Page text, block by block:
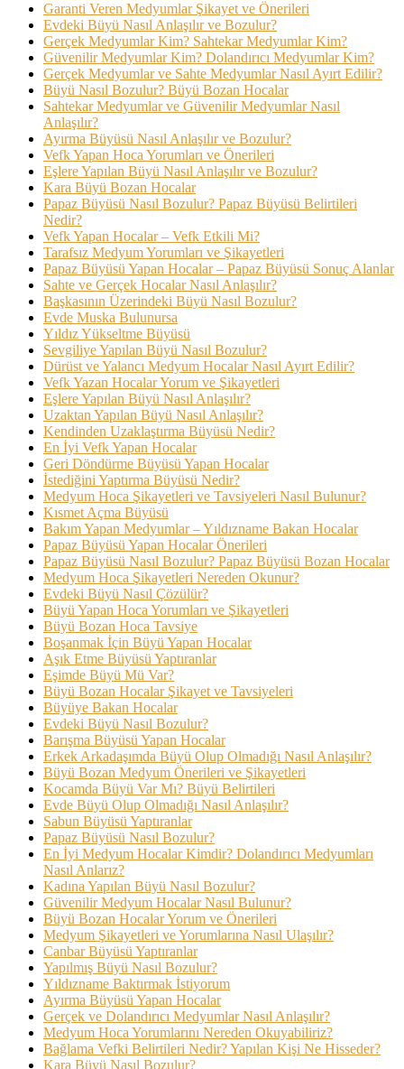
Garanti Veren Medyumlar Şikayet ve Önerileri
Evdeki Büyü Nasıl Anlaşılır ve Bozulur?
Gerçek Medyumlar Kim? Sahtekar Medyumlar Kim?
Güvenilir Medyumlar Kim? Dolandırıcı Medyumlar Kim?
Gerçek Medyumlar ve Sahte Medyumlar Nasıl Ayırt Edilir?
Büyü Nasıl Bozulur? Büyü Bozan Hocalar
Sahtekar Medyumlar ve Güvenilir Medyumlar Nasıl
Anlaşılır?
Ayırma Büyüsü Nasıl Anlaşılır ve Bozulur?
Vefk Yapan Hoca Yorumları ve Önerileri
Eşlere Yapılan Büyü Nasıl Anlaşılır ve Bozulur?
Kara Büyü Bozan Hocalar
Papaz Büyüsü Nasıl Bozulur? Papaz Büyüsü Belirtileri
Nedir?
Vefk Yapan Hocalar – Vefk Etkili Mi?
Tarafsız Medyum Yorumları ve Şikayetleri
Papaz Büyüsü Yapan Hocalar – Papaz Büyüsü Sonuç Alanlar
Sahte ve Gerçek Hocalar Nasıl Anlaşılır?
Başkasının Üzerindeki Büyü Nasıl Bozulur?
Evde Muska Bulunursa
Yıldız Yükseltme Büyüsü
Sevgiliye Yapılan Büyü Nasıl Bozulur?
Dürüst ve Yalancı Medyum Hocalar Nasıl Ayırt Edilir?
Vefk Yazan Hocalar Yorum ve Şikayetleri
Eşlere Yapılan Büyü Nasıl Anlaşılır?
Uzaktan Yapılan Büyü Nasıl Anlaşılır?
Kendinden Uzaklaştırma Büyüsü Nedir?
En İyi Vefk Yapan Hocalar
Geri Döndürme Büyüsü Yapan Hocalar
İstediğini Yaptırma Büyüsü Nedir?
Medyum Hoca Şikayetleri ve Tavsiyeleri Nasıl Bulunur?
Kısmet Açma Büyüsü
Bakım Yapan Medyumlar – Yıldızname Bakan Hocalar
Papaz Büyüsü Yapan Hocalar Önerileri
Papaz Büyüsü Nasıl Bozulur? Papaz Büyüsü Bozan Hocalar
Medyum Hoca Şikayetleri Nereden Okunur?
Evdeki Büyü Nasıl Çözülür?
Büyü Yapan Hoca Yorumları ve Şikayetleri
Büyü Bozan Hoca Tavsiye
Boşanmak İçin Büyü Yapan Hocalar
Aşık Etme Büyüsü Yaptıranlar
Eşimde Büyü Mü Var?
Büyü Bozan Hocalar Şikayet ve Tavsiyeleri
Büyüye Bakan Hocalar
Evdeki Büyü Nasıl Bozulur?
Barışma Büyüsü Yapan Hocalar
Erkek Arkadaşımda Büyü Olup Olmadığı Nasıl Anlaşılır?
Büyü Bozan Medyum Önerileri ve Şikayetleri
Kocamda Büyü Var Mı? Büyü Belirtileri
Evde Büyü Olup Olmadığı Nasıl Anlaşılır?
Sabun Büyüsü Yaptıranlar
Papaz Büyüsü Nasıl Bozulur?
En İyi Medyum Hocalar Kimdir? Dolandırıcı Medyumları
Nasıl Anlarız?
Kadına Yapılan Büyü Nasıl Bozulur?
Güvenilir Medyum Hocalar Nasıl Bulunur?
Büyü Bozan Hocalar Yorum ve Önerileri
Medyum Şikayetleri ve Yorumlarına Nasıl Ulaşılır?
Canbar Büyüsü Yaptıranlar
Yapılmış Büyü Nasıl Bozulur?
Yıldızname Baktırmak İstiyorum
Ayırma Büyüsü Yapan Hocalar
Gerçek ve Dolandırıcı Medyumlar Nasıl Anlaşılır?
Medyum Hoca Yorumlarını Nereden Okuyabiliriz?
Bağlama Vefki Belirtileri Nedir? Yapılan Kişi Ne Hisseder?
Kara Büyü Nasıl Bozulur?